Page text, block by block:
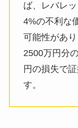
ば、レバレ
4%の不利な
可能性があ
2500万円分
円の損失で
す。